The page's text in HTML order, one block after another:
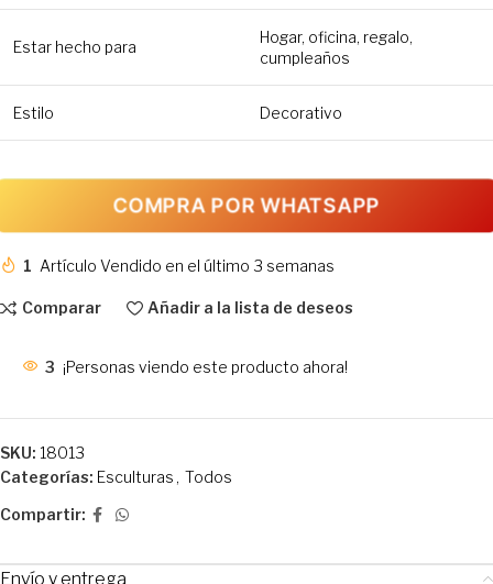
Estar hecho para
Hogar, oficina, regalo,
cumpleaños
Estilo Decorativo
COMPRA POR WHATSAPP
1 Artículo Vendido en el último 3 semanas
Comparar Añadir a la lista de deseos
3 ¡Personas viendo este producto ahora!
SKU: 18013
Categorías: Esculturas , Todos
Compartir:
Envío y entrega